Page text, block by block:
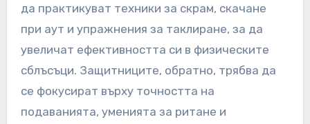
да практикуват техники за скрам, скачане
при аут и упражнения за таклиране, за да
увеличат ефективността си в физическите
сблъсъци. Защитниците, обратно, трябва да
се фокусират върху точността на
подаванията, уменията за ритане и